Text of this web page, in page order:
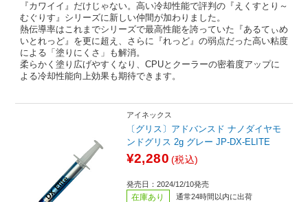
『カワイイ』だけじゃない。高い冷却性能で評判の『えくすとり～
むぐりす』シリーズに新しい仲間が加わりました。
熱伝導率はこれまでシリーズで最高性能を誇っていた『あるてぃめ
いとれっど』を更に超え、さらに『れっど』の弱点だった高い粘度
による「塗りにくさ」も解消。
柔らかく塗り広げやすくなり、CPUとクーラーの密着度アップに
よる冷却性能向上効果も期待できます。
アイネックス
〔グリス〕アドバンスド ナノダイヤモ
ンドグリス 2g グレー JP-DX-ELITE
¥2,280 (税込)
発売日：2024/12/10発売
在庫あり 通常24時間以内に出荷